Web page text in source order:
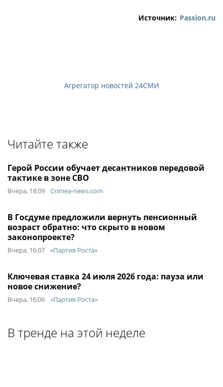
Источник: Passion.ru
Агрегатор новостей 24СМИ
Читайте также
Герой России обучает десантников передовой
тактике в зоне СВО
Вчера, 18:09 Crimea-news.com
В Госдуме предложили вернуть пенсионный
возраст обратно: что скрыто в новом
законопроекте?
Вчера, 16:07 «Партия Роста»
Ключевая ставка 24 июля 2026 года: пауза или
новое снижение?
Вчера, 16:06 «Партия Роста»
В тренде на этой неделе